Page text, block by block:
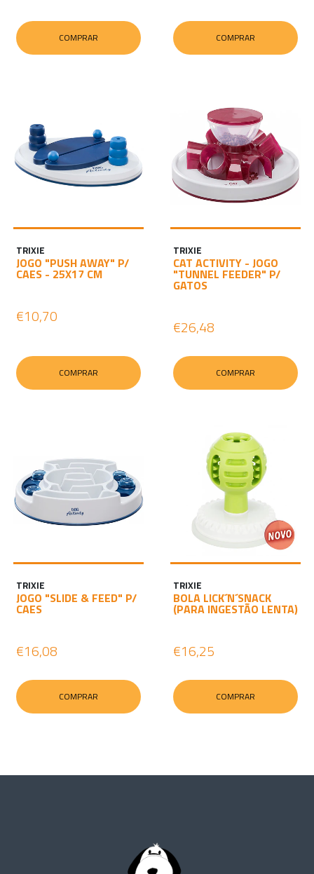
COMPRAR COMPRAR
TRIXIE
JOGO "PUSH AWAY" P/
CAES - 25X17 CM
€10,70
COMPRAR
TRIXIE
CAT ACTIVITY - JOGO
"TUNNEL FEEDER" P/
GATOS
€26,48
COMPRAR
TRIXIE
JOGO "SLIDE & FEED" P/
CAES
€16,08
COMPRAR
TRIXIE
BOLA LICK´N´SNACK
(PARA INGESTÃO LENTA)
€16,25
COMPRAR